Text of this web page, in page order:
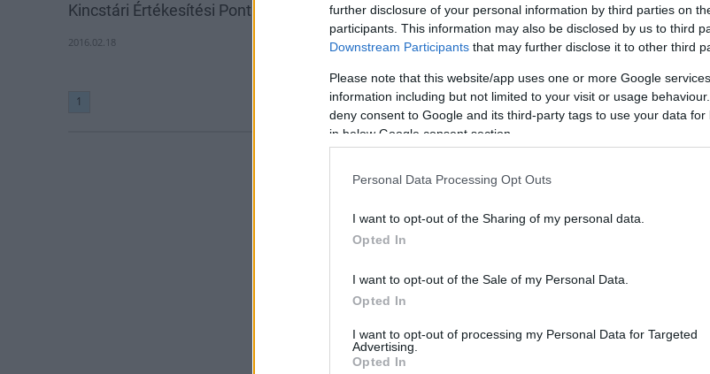
further disclosure of your personal information by third parties on
participants. This information may also be disclosed by us to third
Downstream Participants that may further disclose it to other third
Please note that this website/app uses one or more Google
information including but not limited to your visit or usage
deny consent to Google and its third-party tags to use your data
in below Google consent section.
Personal Data Processing Opt Outs
I want to opt-out of the Sharing of my personal data.
Opted In
I want to opt-out of the Sale of my Personal Data.
Opted In
I want to opt-out of processing my Personal Data for Targeted
Advertising.
Opted In
Kincstári Értékesítési Pont nyílt Pásztón
2016.02.18
1